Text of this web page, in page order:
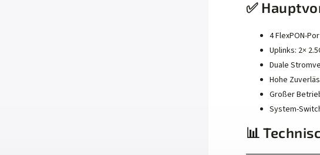
✅
4 FlexPON-
Uplinks: 2×
Duale
Hohe
Großer
System-
📊